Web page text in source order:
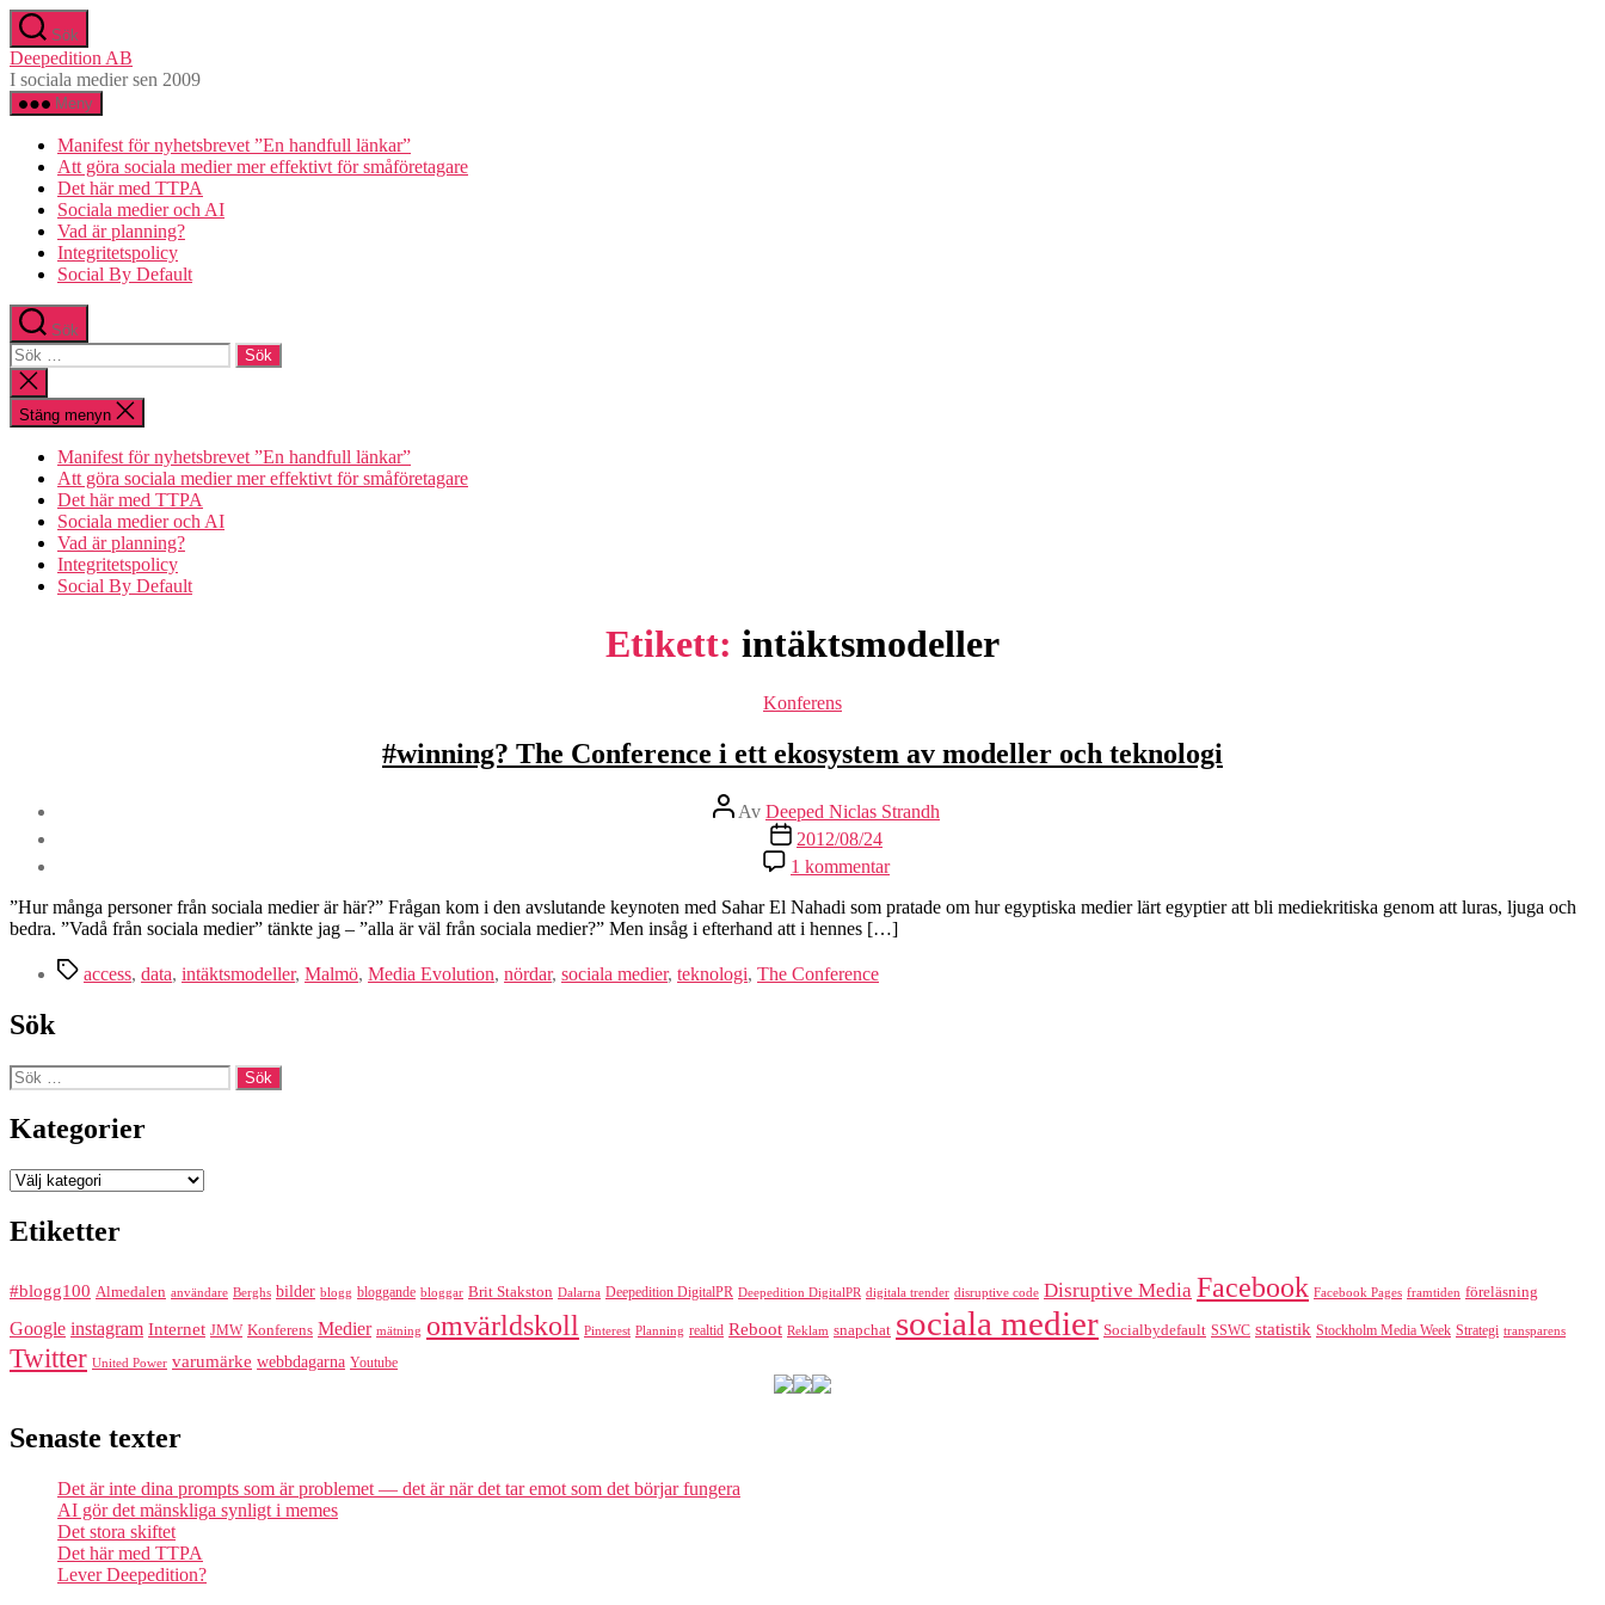
Hoppa
till
innehåll
Sök
Deepedition AB
I sociala medier sen 2009
Meny
Manifest för nyhetsbrevet ”En handfull länkar”
Att göra sociala medier mer effektivt för småföretagare
Det här med TTPA
Sociala medier och AI
Vad är planning?
Integritetspolicy
Social By Default
Sök
Sök
efter:
Stäng
sökningen
Stäng menyn
Manifest för nyhetsbrevet ”En handfull länkar”
Att göra sociala medier mer effektivt för småföretagare
Det här med TTPA
Sociala medier och AI
Vad är planning?
Integritetspolicy
Social By Default
Etikett: intäktsmodeller
Kategorier
Konferens
#winning? The Conference i ett ekosystem av modeller och teknologi
Inläggsförfattare
Av Deeped Niclas Strandh
Inläggsdatum
2012/08/24
1 kommentartill
#winning?
The
Conference
”Hur många personer från sociala medier är här?” Frågan kom i den avslutande keynoten med Sahar El Nahadi som pratade om hur egyptiska medier lärt egyptier att bli mediekritiska genom att luras, ljuga och
bedra. ”Vadå från sociala medier” tänkte jag – ”alla är väl från sociala medier?” Men insåg i efterhand att i hennes […]
Etiketter
access, data, intäktsmodeller, Malmö, Media Evolution, nördar, sociala medier, teknologi, The Conference
Sök
Sök
efter:
Kategorier
Kategorier
Etiketter
#blogg100 Almedalen användare Berghs bilder blogg bloggande bloggar Brit Stakston Dalarna Deepedition DigitalPR Deepedition DigitalPR digitala trender disruptive code Disruptive Media Facebook Facebook Pages framtiden föreläsning
Google instagram Internet JMW Konferens Medier mätning omvärldskoll Pinterest Planning realtid Reboot Reklam snapchat sociala medier Socialbydefault SSWC statistik Stockholm Media Week Strategi transparens
Twitter United Power varumärke webbdagarna Youtube
Senaste texter
Det är inte dina prompts som är problemet — det är när det tar emot som det börjar fungera
AI gör det mänskliga synligt i memes
Det stora skiftet
Det här med TTPA
Lever Deepedition?